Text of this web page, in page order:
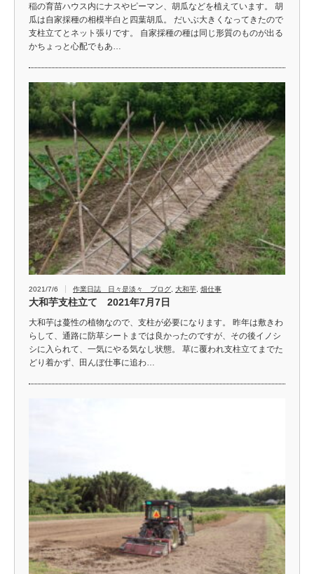
稲の育苗ハウス内にナスやピーマン、胡瓜などを植えています。 胡
瓜は自家採種の相模半白と四葉胡瓜。 だいぶ大きくなってきたので
支柱立てとネット張りです。 自家採種の種は同じ形質のものが出る
かちょっと心配でもあ…
2021/7/6 作業日誌 日々是淡々 ブログ 大和芋 畑仕事
大和芋支柱立て 2021年7月7日
大和芋は蔓性の植物なので、支柱が必要になります。 昨年は敷きわ
らして、通路に防草シートまでは良かったのですが、その後イノシ
シに入られて、一気にやる気なし状態。 草に覆われ支柱立てまでた
どり着かず、田んぼ仕事に追わ…